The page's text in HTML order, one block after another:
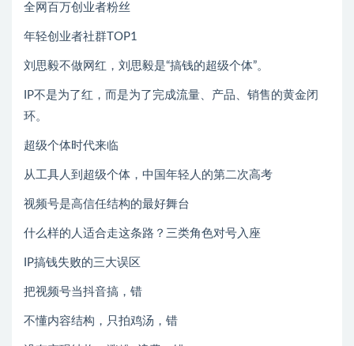
全网百万创业者粉丝
年轻创业者社群TOP1
刘思毅不做网红，刘思毅是“搞钱的超级个体”。
IP不是为了红，而是为了完成流量、产品、销售的黄金闭
环。
超级个体时代来临
从工具人到超级个体，中国年轻人的第二次高考
视频号是高信任结构的最好舞台
什么样的人适合走这条路？三类角色对号入座
IP搞钱失败的三大误区
把视频号当抖音搞，错
不懂内容结构，只拍鸡汤，错